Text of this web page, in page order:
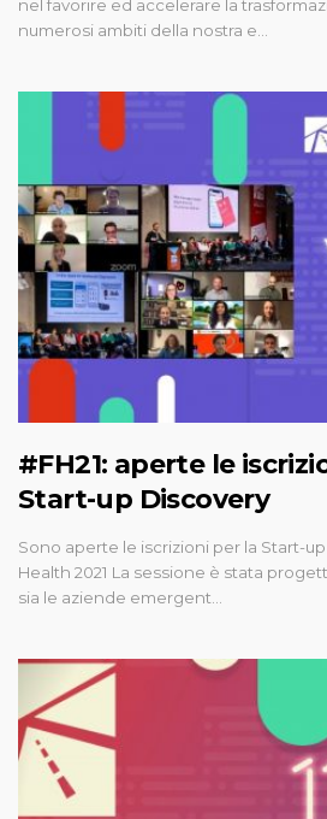
nel favorire ed accelerare la
numerosi ambiti della nostra e…
#FH21: aperte le
Start-up Discovery
Sono aperte le iscrizioni per la Start-
Health 2021 La sessione è stata
sia le aziende emergent…